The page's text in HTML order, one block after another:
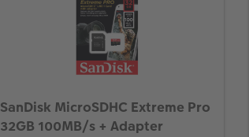
SanDisk MicroSDHC Extreme Pro
32GB 100MB/s + Adapter